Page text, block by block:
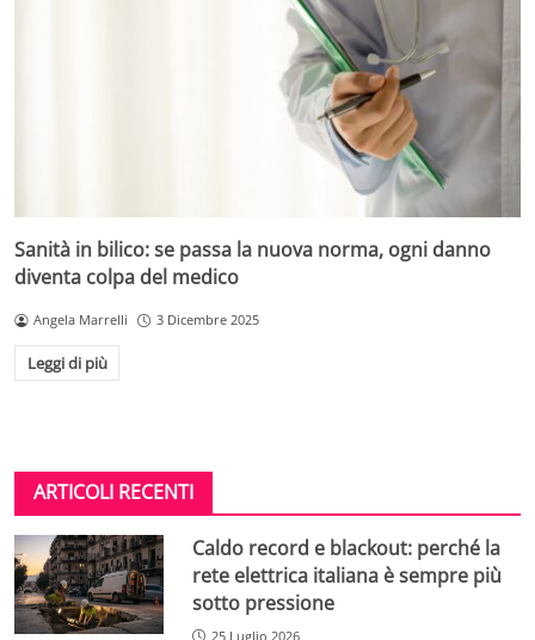
Sanità in bilico: se passa la nuova norma, ogni danno
diventa colpa del medico
Angela Marrelli 3 Dicembre 2025
Leggi di più
ARTICOLI RECENTI
Caldo record e blackout: perché la
rete elettrica italiana è sempre più
sotto pressione
25 Luglio 2026